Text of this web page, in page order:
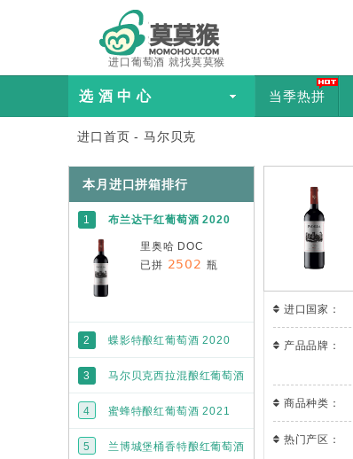
进口葡萄酒 就找莫莫猴
当季热拼
选 酒 中 心
进口首页 - 马尔贝克
本月进口拼箱排行
1 布兰达干红葡萄酒 2020
里奥哈 DOC
已拼 2502 瓶
2 蝶影特酿红葡萄酒 2020
2406
3 马尔贝克西拉混酿红葡萄酒
2022
2400
4 蜜蜂特酿红葡萄酒 2021
1800
5 兰博城堡桶香特酿红葡萄酒
进口国家：
产品品牌：
商品种类：
热门产区：